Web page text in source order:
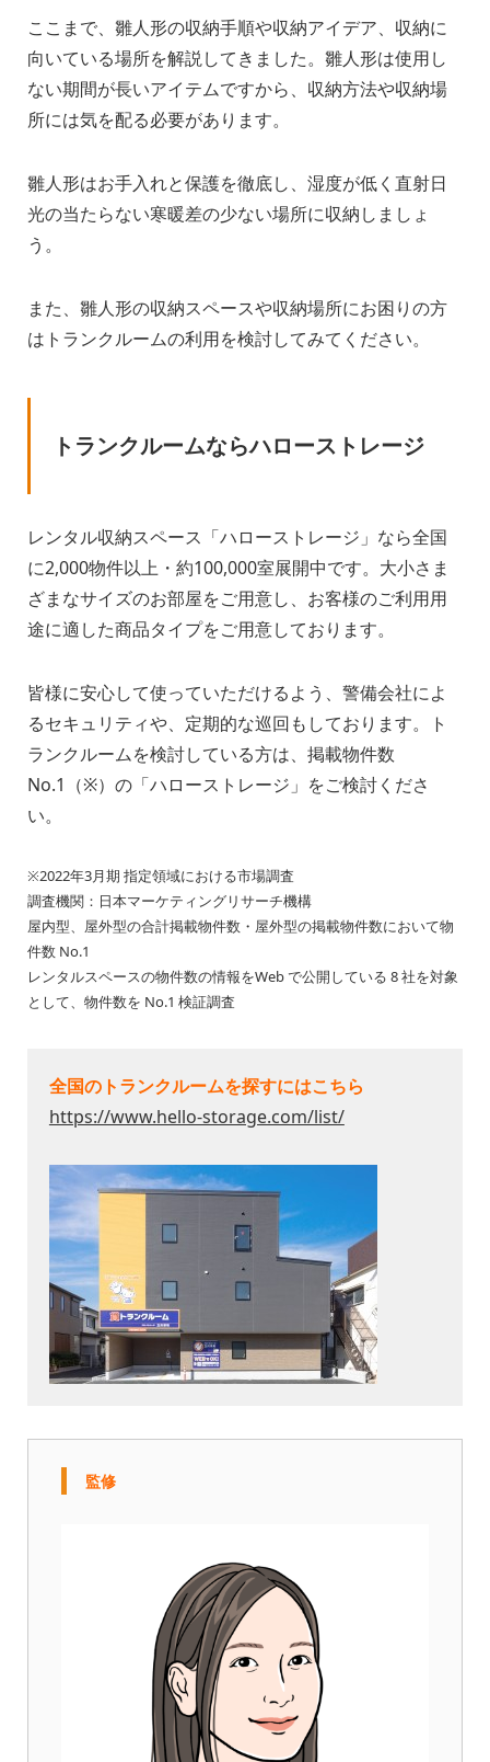
ここまで、雛人形の収納手順や収納アイデア、収納に
向いている場所を解説してきました。雛人形は使用し
ない期間が長いアイテムですから、収納方法や収納場
所には気を配る必要があります。
雛人形はお手入れと保護を徹底し、湿度が低く直射日
光の当たらない寒暖差の少ない場所に収納しましょ
う。
また、雛人形の収納スペースや収納場所にお困りの方
はトランクルームの利用を検討してみてください。
トランクルームならハローストレージ
レンタル収納スペース「ハローストレージ」なら全国
に2,000物件以上・約100,000室展開中です。大小さま
ざまなサイズのお部屋をご用意し、お客様のご利用用
途に適した商品タイプをご用意しております。
皆様に安心して使っていただけるよう、警備会社によ
るセキュリティや、定期的な巡回もしております。ト
ランクルームを検討している方は、掲載物件数
No.1（※）の「ハローストレージ」をご検討くださ
い。
※2022年3月期 指定領域における市場調査
調査機関：日本マーケティングリサーチ機構
屋内型、屋外型の合計掲載物件数・屋外型の掲載物件数において物
件数 No.1
レンタルスペースの物件数の情報をWeb で公開している 8 社を対象
として、物件数を No.1 検証調査
全国のトランクルームを探すにはこちら
https://www.hello-storage.com/list/
監修